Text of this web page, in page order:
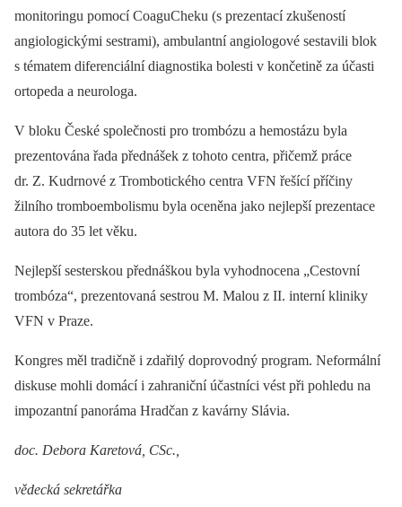
monitoringu pomocí CoaguCheku (s prezentací zkušeností
angiologickými sestrami), ambulantní angiologové sestavili blok
s tématem diferenciální diagnostika bolesti v končetině za účasti
ortopeda a neurologa.
V bloku České společnosti pro trombózu a hemostázu byla
prezentována řada přednášek z tohoto centra, přičemž práce
dr. Z. Kudrnové z Trombotického centra VFN řešící příčiny
žilního tromboembolismu byla oceněna jako nejlepší prezentace
autora do 35 let věku.
Nejlepší sesterskou přednáškou byla vyhodnocena „Cestovní
trombóza“, prezentovaná sestrou M. Malou z II. interní kliniky
VFN v Praze.
Kongres měl tradičně i zdařilý doprovodný program. Neformální
diskuse mohli domácí i zahraniční účastníci vést při pohledu na
impozantní panoráma Hradčan z kavárny Slávia.
doc. Debora Karetová, CSc.,
vědecká sekretářka